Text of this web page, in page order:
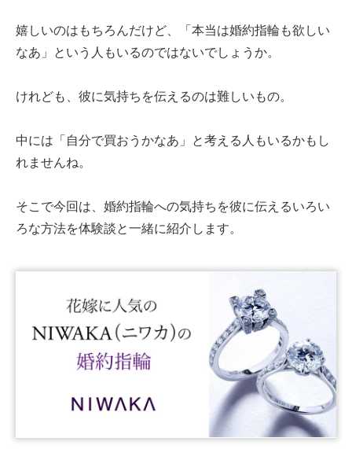
嬉しいのはもちろんだけど、「本当は婚約指輪も欲しい
なあ」という人もいるのではないでしょうか。
けれども、彼に気持ちを伝えるのは難しいもの。
中には「自分で買おうかなあ」と考える人もいるかもし
れませんね。
そこで今回は、婚約指輪への気持ちを彼に伝えるいろい
ろな方法を体験談と一緒に紹介します。